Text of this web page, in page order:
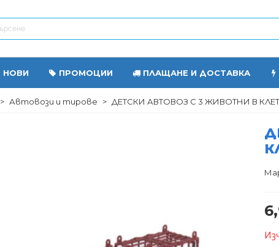
НОВИ ПРОМОЦИИ ПЛАЩАНЕ И ДОСТАВКА
> Автовози и тирове > ДЕТСКИ АВТОВОЗ С 3 ЖИВОТНИ В